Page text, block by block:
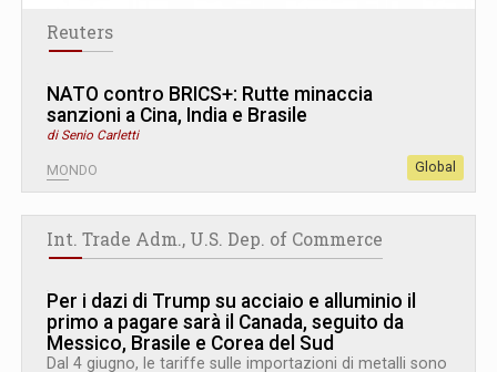
Reuters
NATO contro BRICS+: Rutte minaccia
sanzioni a Cina, India e Brasile
di Senio Carletti
MONDO Global
Int. Trade Adm., U.S. Dep. of Commerce
Per i dazi di Trump su acciaio e alluminio il
primo a pagare sarà il Canada, seguito da
Messico, Brasile e Corea del Sud
Dal 4 giugno, le tariffe sulle importazioni di metalli sono